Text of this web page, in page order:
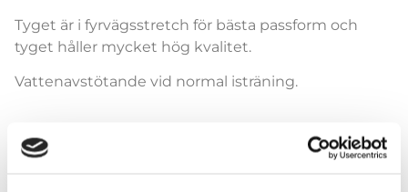
Tyget är i fyrvägsstretch för bästa passform och
tyget håller mycket hög kvalitet.
Vattenavstötande vid normal isträning.